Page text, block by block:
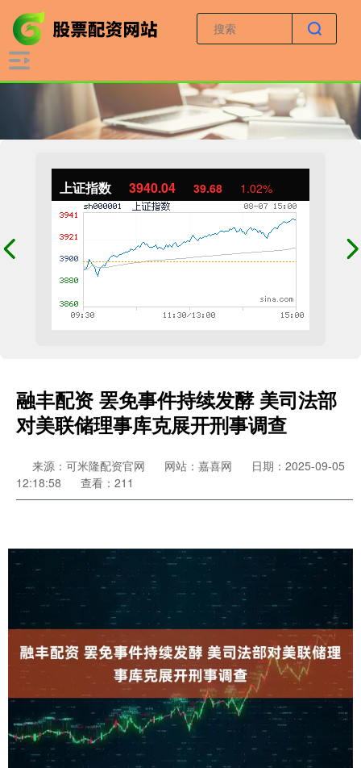
上证指数 3940.04 39.68 1.02%
融丰配资 罢免事件持续发酵 美司法部
对美联储理事库克展开刑事调查
来源：可米隆配资官网 网站：嘉喜网
日期：2025-09-05
12:18:58
查看：211